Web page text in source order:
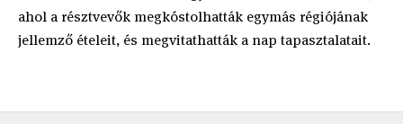
ahol a résztvevők megkóstolhatták egymás régiójának
jellemző ételeit, és megvitathatták a nap tapasztalatait.